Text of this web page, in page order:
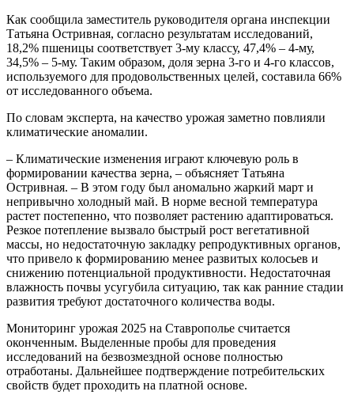
Как сообщила заместитель руководителя органа инспекции
Татьяна Остривная, согласно результатам исследований,
18,2% пшеницы соответствует 3-му классу, 47,4% – 4-му,
34,5% – 5-му. Таким образом, доля зерна 3-го и 4-го классов,
используемого для продовольственных целей, составила 66%
от исследованного объема.
По словам эксперта, на качество урожая заметно повлияли
климатические аномалии.
– Климатические изменения играют ключевую роль в
формировании качества зерна, – объясняет Татьяна
Остривная. – В этом году был аномально жаркий март и
непривычно холодный май. В норме весной температура
растет постепенно, что позволяет растению адаптироваться.
Резкое потепление вызвало быстрый рост вегетативной
массы, но недостаточную закладку репродуктивных органов,
что привело к формированию менее развитых колосьев и
снижению потенциальной продуктивности. Недостаточная
влажность почвы усугубила ситуацию, так как ранние стадии
развития требуют достаточного количества воды.
Мониторинг урожая 2025 на Ставрополье считается
оконченным. Выделенные пробы для проведения
исследований на безвозмездной основе полностью
отработаны. Дальнейшее подтверждение потребительских
свойств будет проходить на платной основе.